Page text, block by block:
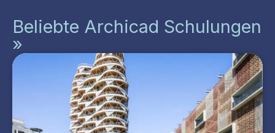
Beliebte Archicad Schulungen
»